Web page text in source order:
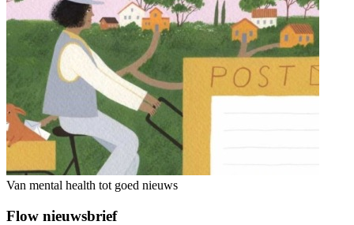
Van mental health tot goed nieuws
Flow nieuwsbrief